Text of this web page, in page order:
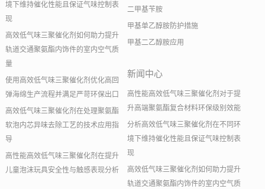
境下维持催化性能且保证气味控制表
现
高效低气味三聚催化剂如何助力提升
轨道交通聚氨酯内饰件的室内空气质
量
使用高效低气味三聚催化剂优化高回
弹海绵生产流程并满足严苛环保出口
高效低气味三聚催化剂在处理聚氨酯
软泡内芯异味去除工艺的技术应用指
导
高性能高效低气味三聚催化剂在提升
儿童泡沫玩具安全性与触感表现分析
二甲基苄胺
甲基单乙醇胺防护措施
甲基二乙醇胺应用
新闻中心
高性能高效低气味三聚催化剂对于提
升高端聚氨酯复合材料环保级别效能
分析高效低气味三聚催化剂在不同环
境下维持催化性能且保证气味控制表
现
高效低气味三聚催化剂如何助力提升
轨道交通聚氨酯内饰件的室内空气质